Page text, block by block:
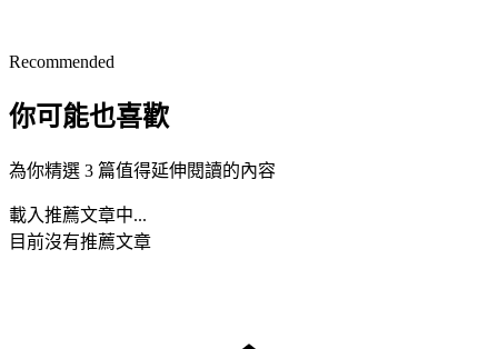
Recommended
你可能也喜歡
為你精選 3 篇值得延伸閱讀的內容
載入推薦文章中...
目前沒有推薦文章